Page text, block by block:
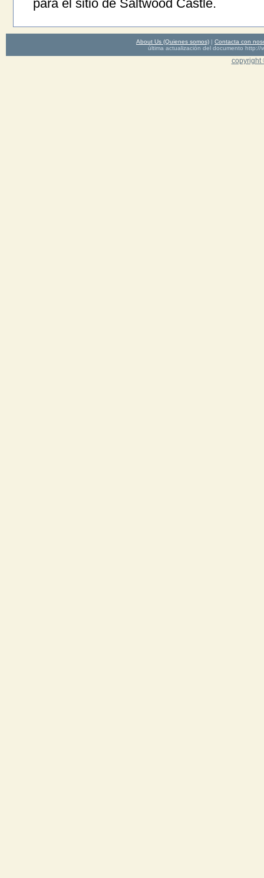
para el sitio de Saltwood Castle.
About Us (Quienes somos) | Contacta con
última actualización del documento http://
copyright